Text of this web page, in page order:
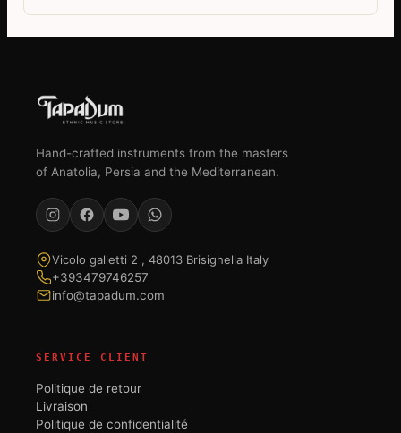
Hand-crafted instruments from the masters
of Anatolia, Persia and the Mediterranean.
Vicolo galletti 2 , 48013 Brisighella Italy
+393479746257
info@tapadum.com
SERVICE CLIENT
Politique de retour
Livraison
Politique de confidentialité